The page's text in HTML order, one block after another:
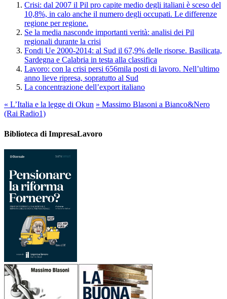
Crisi: dal 2007 il Pil pro capite medio degli italiani è sceso del
10,8%, in calo anche il numero degli occupati. Le differenze
regione per regione.
Se la media nasconde importanti verità: analisi dei Pil
regionali durante la crisi
Fondi Ue 2000-2014: al Sud il 67,9% delle risorse. Basilicata,
Sardegna e Calabria in testa alla classifica
Lavoro: con la crisi persi 656mila posti di lavoro. Nell’ultimo
anno lieve ripresa, sopratutto al Sud
La concentrazione dell’export italiano
« L’Italia e la legge di Okun » Massimo Blasoni a Bianco&Nero
(Rai Radio1)
Biblioteca di ImpresaLavoro